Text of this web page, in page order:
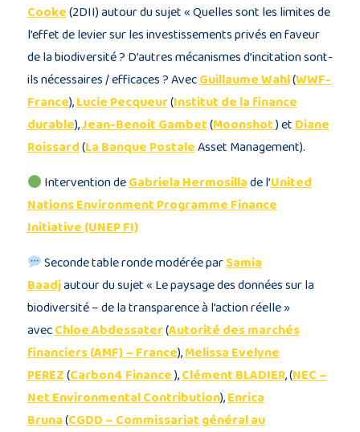
Cooke(2DII) autour du sujet « Quelles sont les limites de
l’effet de levier sur les investissements privés en faveur
de la biodiversité ? D’autres mécanismes d’incitation sont-
ils nécessaires / efficaces ? AvecGuillaume Wahl(WWF-
France),Lucie Pecqueur(Institut de la finance
durable),Jean-Benoit Gambet(Moonshot) et Diane
Roissard(La Banque PostaleAsset Management).
Intervention deGabriela Hermosillade l’United
Nations Environment Programme Finance
Initiative (UNEP FI)
Seconde table ronde modérée parSamia
Baadjautour du sujet « Le paysage des données sur la
biodiversité – de la transparence à l’action réelle »
avecChloe Abdessater(Autorité des marchés
financiers (AMF) – France),Melissa Evelyne
PEREZ(Carbon4 Finance),Clément BLADIER, (NEC –
Net Environmental Contribution),Enrica
Bruna(CGDD – Commissariat général au